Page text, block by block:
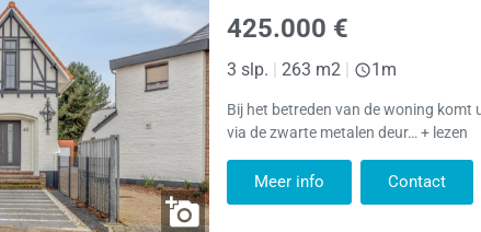
425.000 €
3 slp. | 263 m2 | 1m
Bij het betreden van de woning komt
via de zwarte metalen deur… + lezen
Meer info Contact